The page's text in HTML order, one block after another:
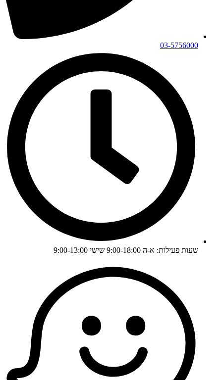
03-5756000
שעות פעילות: א-ה 9:00-18:00 שישי 9:00-13:00